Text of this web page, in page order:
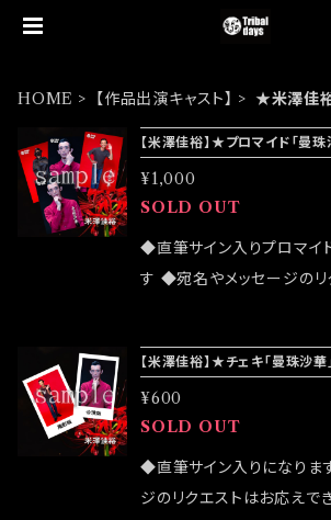
HOME 【作品出演キャスト】 ★米澤佳
【米澤佳裕】★プロマイド「曼
¥1,000
SOLD OUT
◆直筆サイン入りプロマイ
す ◆宛名やメッセージのリ
お客様はこちらのオンライ
をお願い致します ◆発送
ト「大感謝祭」後になります
【米澤佳裕】★チェキ「曼珠沙華
¥600
SOLD OUT
◆直筆サイン入りになりま
ジのリクエストはお応え